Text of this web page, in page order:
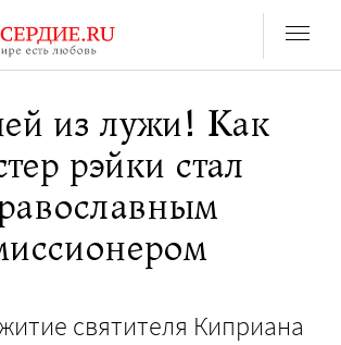
из лужи! Как
рэйки стал
святителя Киприана